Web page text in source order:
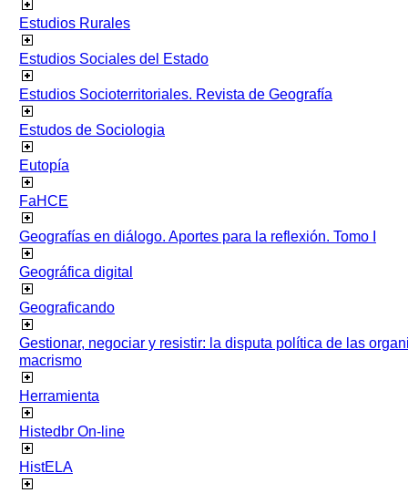
Estudios Rurales
Estudios Sociales del Estado
Estudios Socioterritoriales. Revista de Geografía
Estudos de Sociologia
Eutopía
FaHCE
Geografías en diálogo. Aportes para la reflexión. Tomo I
Geográfica digital
Geograficando
Gestionar, negociar y resistir: la disputa política de las
macrismo
Herramienta
Histedbr On-line
HistELA